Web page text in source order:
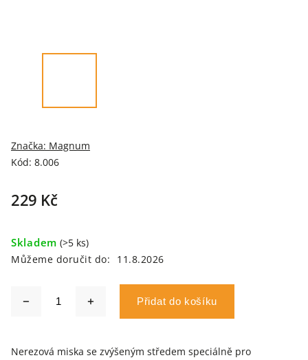
Kód: 8.006
Značka: Magnum
229 Kč
Skladem (>5 ks)
Můžeme doručit do:
11.8.2026
Přidat do košíku
Nerezová miska se zvýšeným středem speciálně pro